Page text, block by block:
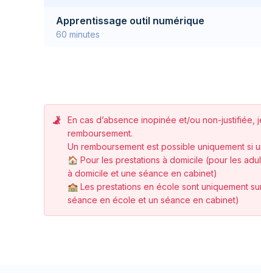
Apprentissage outil numérique
60 minutes
En cas d’absence inopinée et/ou non-
remboursement.
Un remboursement est possible uniquement si
🏠 Pour les prestations à domicile (pour les
à domicile et une séance en cabinet)
🏫 Les prestations en école sont uniquement
séance en école et un séance en cabinet)